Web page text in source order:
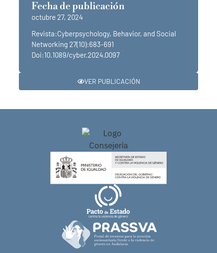
Fecha de publicación
octubre 27, 2024
Revista:Cyberpsychology, Behavior, and Social
Networking 27(10):683-691
Doi:10.1089/cyber.2024.0097
VER PUBLICACIÓN